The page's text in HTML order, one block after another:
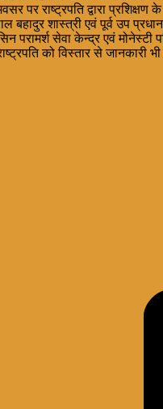
द्वारा प्रशिक्षण के
शास्त्री एवं पूर्व उप
परामर्श सेवा केन्द्र एवं
राष्ट्रपति को विस्तार से